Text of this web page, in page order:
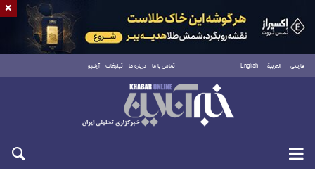
فارسی العربية English تماس با ما درباره ما تبلیغات آرشیو
شنبه ۱۷ مرداد ۱۴۰۵
×